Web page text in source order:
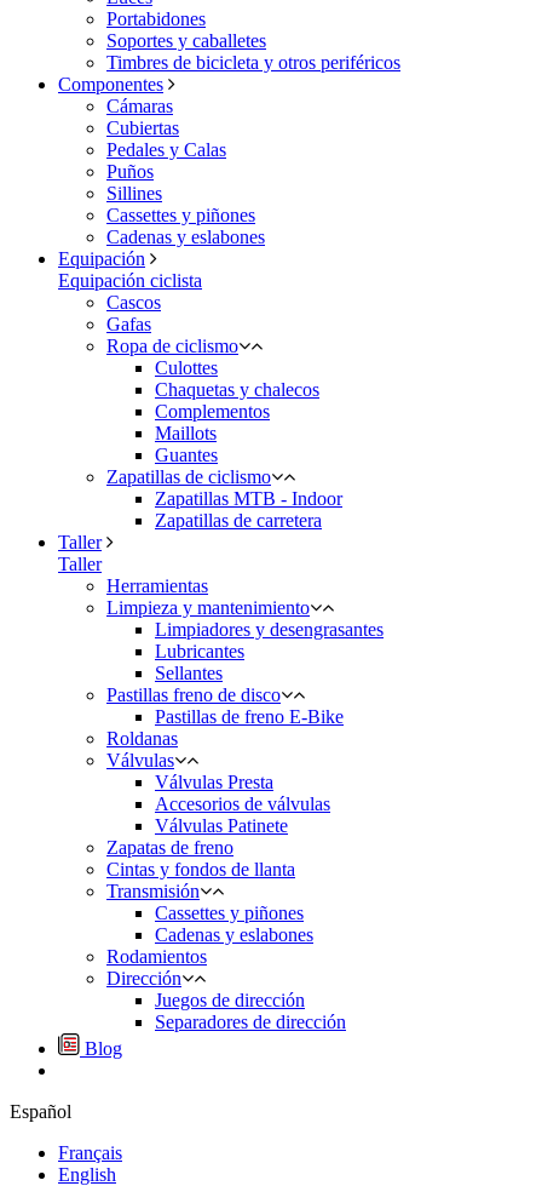
Portabidones
Soportes y caballetes
Timbres de bicicleta y otros periféricos
Componentes
Cámaras
Cubiertas
Pedales y Calas
Puños
Sillines
Cassettes y piñones
Cadenas y eslabones
Equipación
Equipación ciclista
Cascos
Gafas
Ropa de ciclismo
Culottes
Chaquetas y chalecos
Complementos
Maillots
Guantes
Zapatillas de ciclismo
Zapatillas MTB - Indoor
Zapatillas de carretera
Taller
Taller
Herramientas
Limpieza y mantenimiento
Limpiadores y desengrasantes
Lubricantes
Sellantes
Pastillas freno de disco
Pastillas de freno E-Bike
Roldanas
Válvulas
Válvulas Presta
Accesorios de válvulas
Válvulas Patinete
Zapatas de freno
Cintas y fondos de llanta
Transmisión
Cassettes y piñones
Cadenas y eslabones
Rodamientos
Dirección
Juegos de dirección
Separadores de dirección
Blog
Español
Français
English